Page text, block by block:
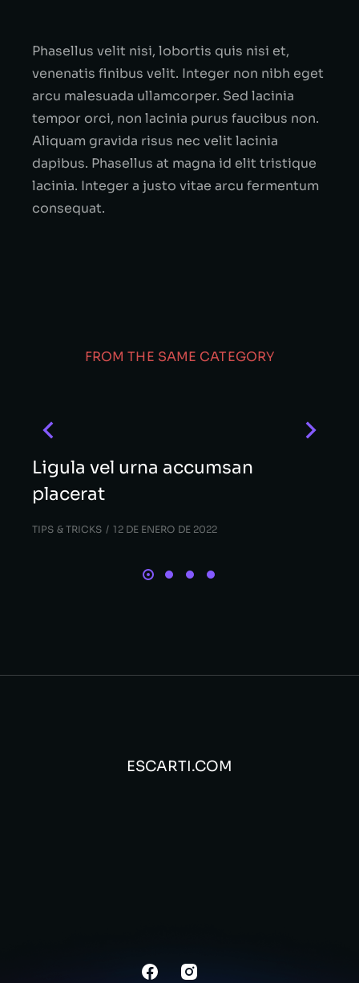
Phasellus velit nisi, lobortis quis nisi et,
venenatis finibus velit. Integer non nibh eget
arcu malesuada ullamcorper. Sed lacinia
tempor orci, non lacinia purus faucibus non.
Aliquam gravida risus nec velit lacinia
dapibus. Phasellus at magna id elit tristique
lacinia. Integer a justo vitae arcu fermentum
consequat.
FROM THE SAME CATEGORY
Ligula vel urna accumsan
placerat
TIPS & TRICKS 12 DE ENERO DE 2022
ESCARTI.COM